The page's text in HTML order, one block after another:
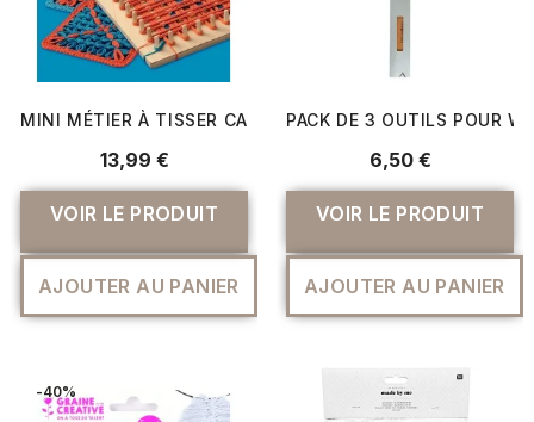
MINI MÉTIER À TISSER CARRÉ LOOM 18X18 CM - PRYM
13,99 €
VOIR LE PRODUIT
AJOUTER AU PANIER
PACK DE 3 OUTILS POUR
6,50 €
VOIR LE PRODUIT
AJOUTER AU PANIER
-40%